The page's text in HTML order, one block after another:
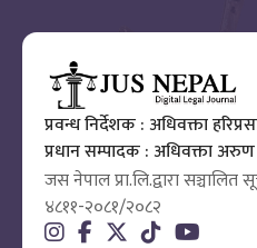
प्रवन्ध निर्देशक : अधिवक्ता
प्रधान सम्पादक : अधिवक्ता
जस नेपाल प्रा.लि.द्वारा सञ्चालित
४८११-२०८१/२०८२